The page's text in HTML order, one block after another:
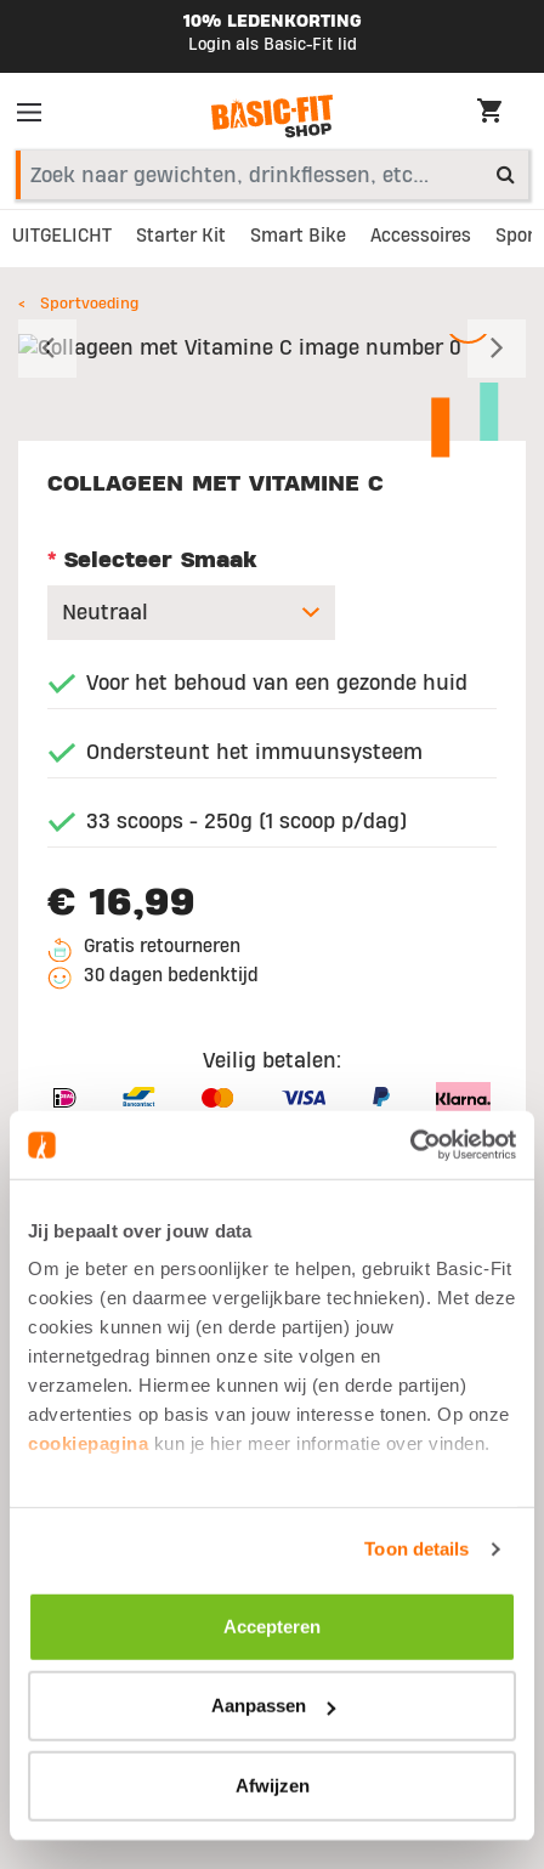
Jij bepaalt over jouw data
Om je beter en persoonlijker te helpen, gebruikt Basic-Fit
cookies (en daarmee vergelijkbare technieken). Met deze
cookies kunnen wij (en derde partijen) jouw
internetgedrag binnen onze site volgen en
verzamelen. Hiermee kunnen wij (en derde partijen)
advertenties op basis van jouw interesse tonen. Op onze
cookiepagina kun je hier meer informatie over vinden.
Toon details
Accepteren
Aanpassen
Afwijzen
10% LEDENKORTING
Login als Basic-Fit lid
UITGELICHT Starter Kit Smart Bike Accessoires
Sportvoeding
Vorig
COLLAGEEN MET VITAMINE C
* Selecteer Smaak
Voor het behoud van een gezonde huid
Ondersteunt het immuunsysteem
33 scoops - 250g (1 scoop p/dag)
€ 16,99
Gratis retourneren
30 dagen bedenktijd
Veilig betalen:
Wat je moet weten
Alle sportdoelen
Voor en na het sporten
op elk moment
Vitamine C
Aanbevolen gebruik